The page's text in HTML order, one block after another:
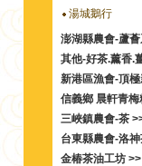
湯城鵝行
澎湖縣農會-蘆
其他-好茶.薰香.
新港區漁會-頂
信義鄉 晨軒青
三峽鎮農會-茶
台東縣農會-洛
金椿茶油工坊 >>